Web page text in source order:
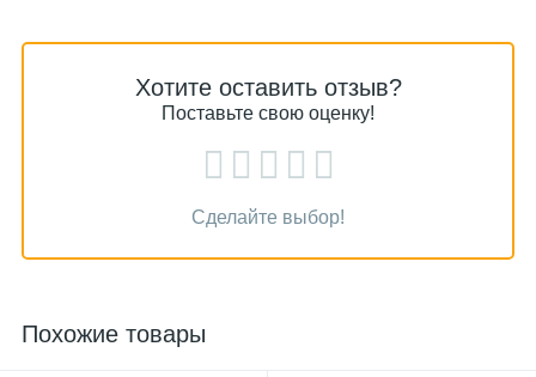
Хотите оставить отзыв?
Поставьте свою оценку!
Сделайте выбор!
Похожие товары